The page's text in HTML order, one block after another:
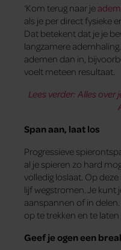
‘Kom terug naar je
als je per direct fysieke
Dat betekent dat je je
langzamere
ademen dan in,
voelt meteen resultaat.
Lees verder: Alles
Span aan, laat los
Progressieve
al je spieren zo hard
volledig loslaat. Op
lijf wegstromen. Je kunt
aanspannen of in
op te trekken en te laten
Geef je ogen een